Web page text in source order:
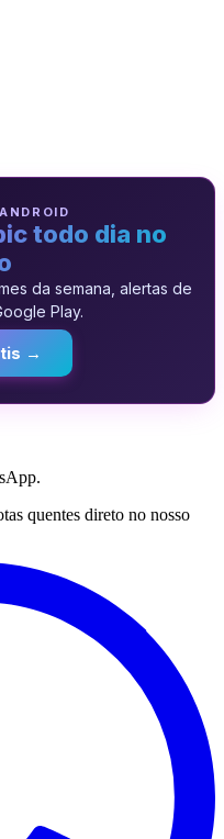
todo dia no
da semana, alertas de
Play.
→
quentes direto no nosso